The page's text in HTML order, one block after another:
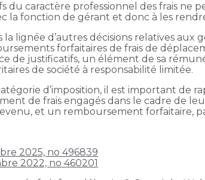
du caractère professionnel des frais ne
la fonction de gérant et donc à les
lignée d’autres décisions relatives aux
forfaitaires de frais de
de justificatifs, un élément de sa
de société à responsabilité limitée.
d’imposition, il est important de
de frais engagés dans le cadre de
et un remboursement forfaitaire,
2025, no 496839
2022, no 460201